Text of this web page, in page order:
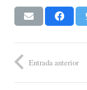
Entrada anterior